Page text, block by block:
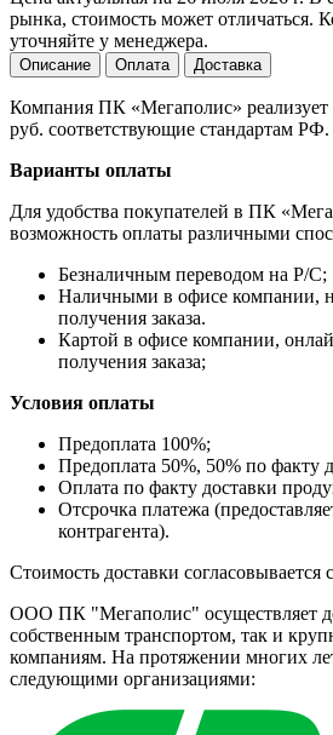
рынка, стоимость может отличаться.
уточняйте у менеджера.
Описание Оплата Доставка
Компания ПК «Мегаполис»
руб. соответствующие стандартам РФ.
Варианты оплаты
Для удобства покупателей в ПК
возможность оплаты различными
Безналичным переводом на Р/С;
Наличными в офисе компании,
получения заказа.
Картой в офисе компании,
получения заказа;
Условия оплаты
Предоплата 100%;
Предоплата 50%, 50% по факту
Оплата по факту доставки
Отсрочка платежа
контрагента).
Стоимость доставки согласовывается
ООО ПК "Мегаполис" осуществляет
собственным транспортом, так и
компаниям. На протяжении многих
следующими организациями: